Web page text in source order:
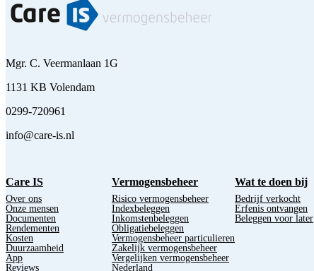
Mgr. C. Veermanlaan 1G
1131 KB Volendam
0299-720961
info@care-is.nl
Care IS
Over ons
Onze mensen
Documenten
Rendementen
Kosten
Duurzaamheid
App
Reviews
Vermogensbeheer
Risico vermogensbeheer
Indexbeleggen
Inkomstenbeleggen
Obligatiebeleggen
Vermogensbeheer particulieren
Zakelijk vermogensbeheer
Vergelijken vermogensbeheer
Nederland
Wat te doen bij
Bedrijf verkocht
Erfenis ontvangen
Beleggen voor later